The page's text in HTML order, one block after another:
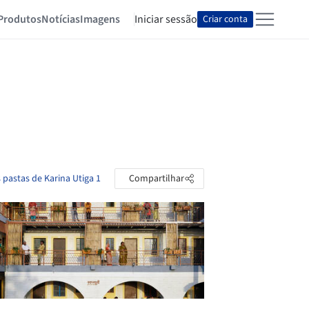
NotíciasImagens Iniciar sessão Criar conta
pastas de Karina Utiga 1 Compartilhar